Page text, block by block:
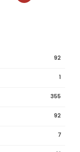
92
1
355
92
7